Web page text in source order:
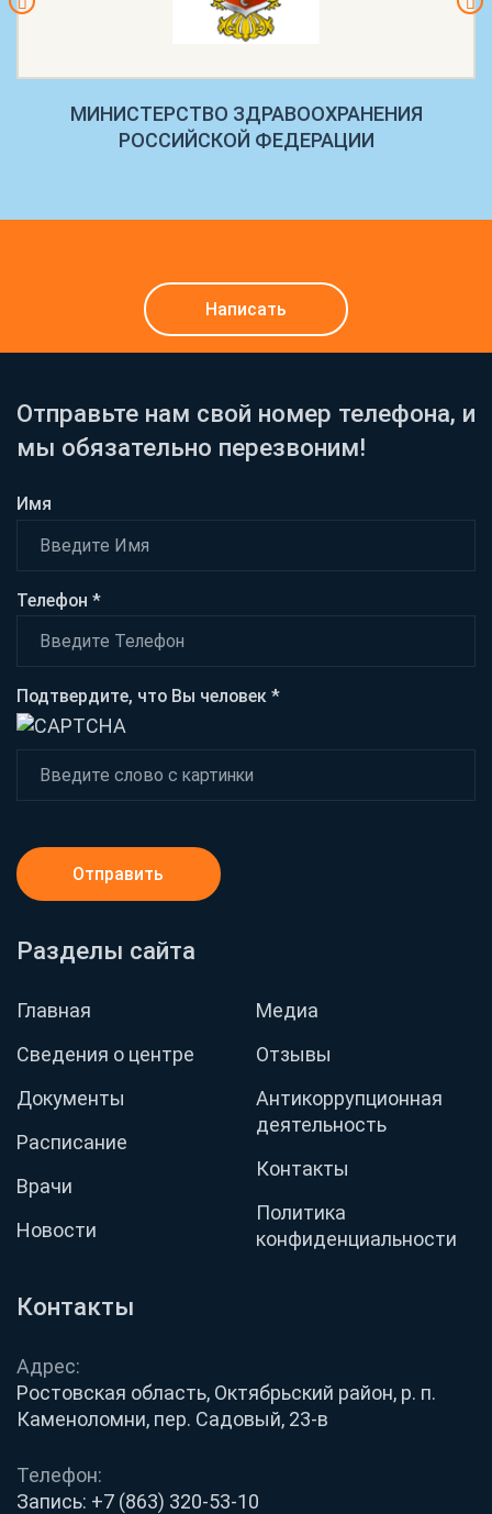
МИНИСТЕРСТВО ЗДРАВООХРАНЕНИЯ
РОССИЙСКОЙ ФЕДЕРАЦИИ
Написать
Контакты
Адрес:
Ростовская область, Октябрьский район, р. п.
Каменоломни, пер. Садовый, 23-в
Телефон:
Запись: +7 (863) 320-53-10
Разделы сайта
Главная
Сведения о центре
Документы
Расписание
Врачи
Новости
Медиа
Отзывы
Антикоррупционная
деятельность
Контакты
Политика
конфиденциальности
Отправьте нам свой номер телефона, и
мы обязательно перезвоним!
Имя
Телефон *
Подтвердите, что Вы человек *
Отправить